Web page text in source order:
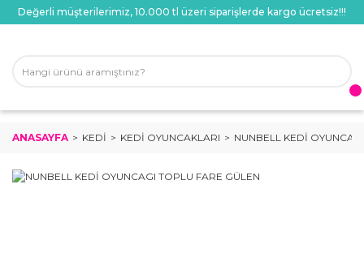
Değerli müşterilerimiz, 10.000 tl üzeri siparişlerde kargo ücretsiz!!!
ANASAYFA KEDI KEDI OYUNCAKLARI NUNBELL KEDİ